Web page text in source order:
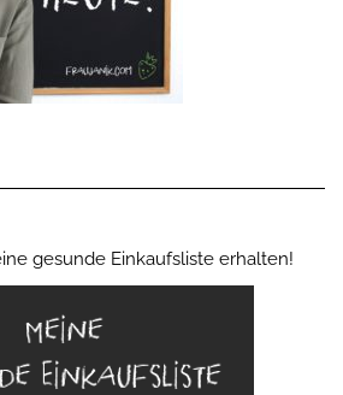
gesunde Einkaufsliste erhalten!